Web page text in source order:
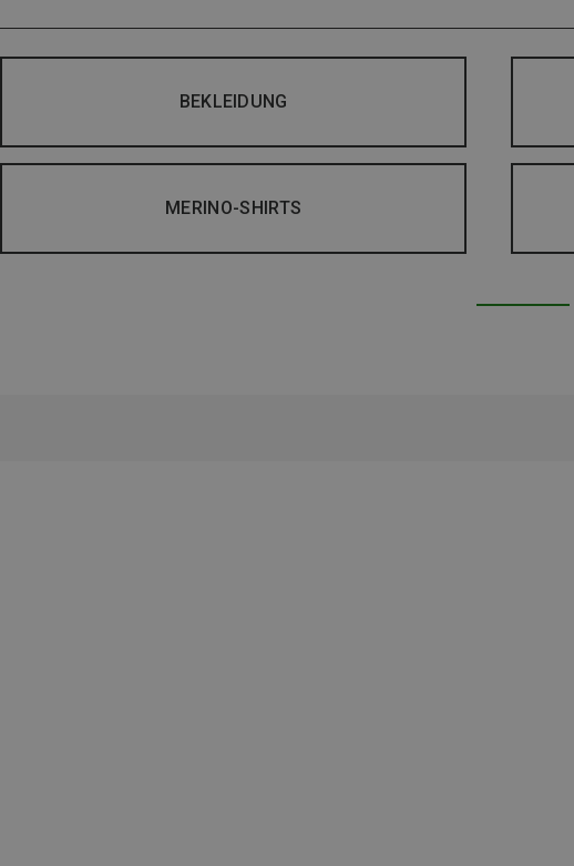
BEKLEIDUNG
MERINO-SHIRTS